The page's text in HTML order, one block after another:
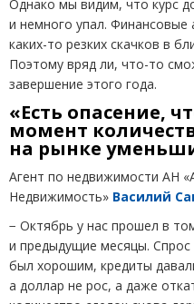
Однако мы видим, что курс
и немного упал. Финансовые
каких-то резких скачков в
Поэтому вряд ли, что-то
завершение этого года.
«Есть опасение,
момент
на рынке
Агент по недвижимости АН
Недвижимость» Василий
− Октябрь у нас прошел в
и предыдущие месяцы.
был хорошим, кредиты
а доллар не рос, а даже